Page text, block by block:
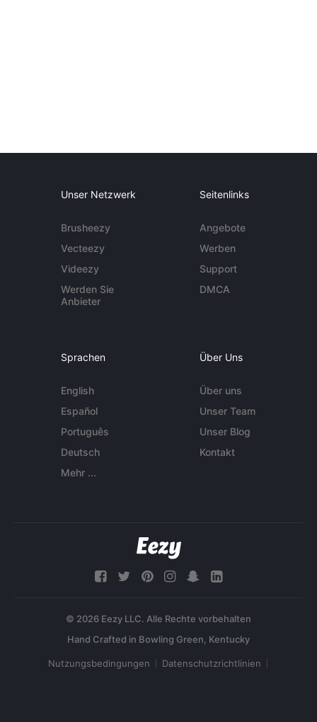
Unser Netzwerk
Brusheezy
Vecteezy
Videezy
Werden Sie
Anbieter
Seitenlinks
Angebote
Werben
Support
DMCA
Sprachen
English
Español
Português
Deutsch
Mehr ...
Über Uns
Über uns
Unser Team
Unser Blog
Kontakt
© 2026 Eezy LLC. Alle Rechte vorbehalten
Nutzungsbedingungen Datenschutzrichtlinien